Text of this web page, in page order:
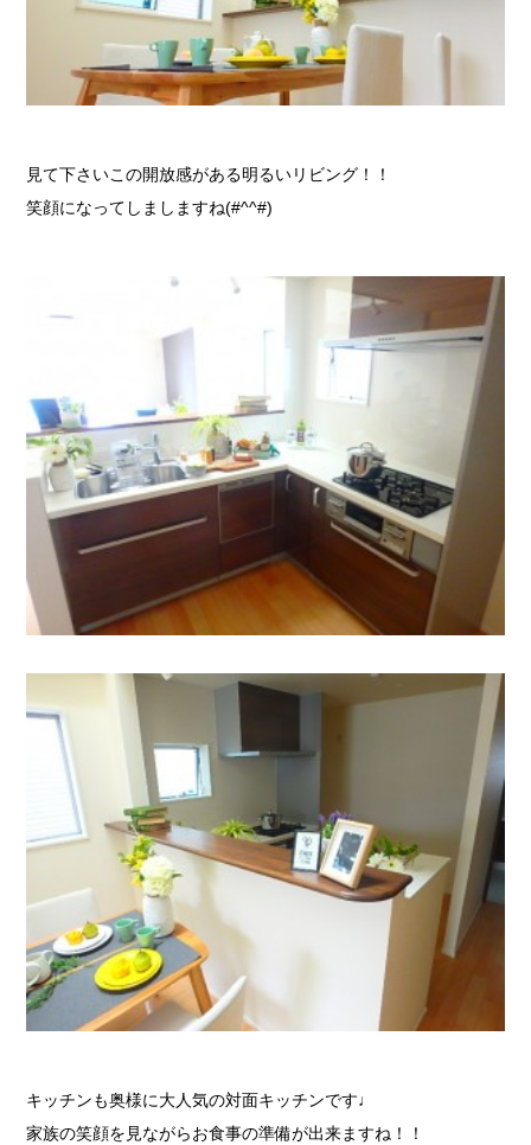
見て下さいこの開放感がある明るいリビング！！
笑顔になってしましますね(#^^#)
キッチンも奥様に大人気の対面キッチンです♩
家族の笑顔を見ながらお食事の準備が出来ますね！！